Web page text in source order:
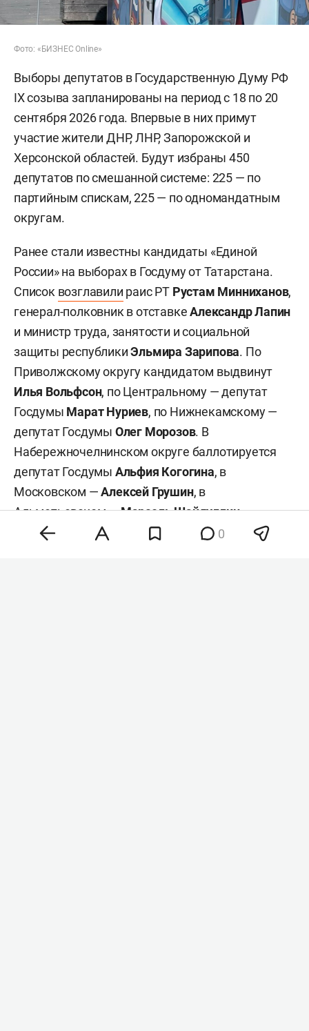
Фото: «БИЗНЕС Online»
Выборы депутатов в Государственную Думу РФ
IX созыва запланированы на период с 18 по 20
сентября 2026 года. Впервые в них примут
участие жители ДНР, ЛНР, Запорожской и
Херсонской областей. Будут избраны 450
депутатов по смешанной системе: 225 — по
партийным спискам, 225 — по одномандатным
округам.
Ранее стали известны кандидаты «Единой
России» на выборах в Госдуму от Татарстана.
Список возглавили раис РТ Рустам Минниханов,
генерал-полковник в отставкеАлександр Лапин
и министр труда, занятости и социальной
защиты республикиЭльмира Зарипова. По
Приволжскому округу кандидатом выдвинут
Илья Вольфсон, по Центральному — депутат
Госдумы Марат Нуриев, по Нижнекамскому —
депутат Госдумы Олег Морозов. В
Набережночелнинском округе баллотируется
депутат Госдумы Альфия Когогина, в
Московском —Алексей Грушин, в
Альметьевском —Марсель Шайдуллин.
0